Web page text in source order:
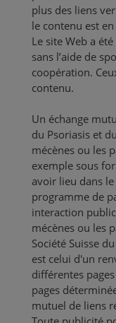
plus des liens
le contenu est
Le site Web a
sans l’aide de
coopération.
contenu.
Un échange
du Psoriasis et
mécènes ou les
exemple sous
avoir lieu dans
programme de
interaction
mécènes ou les
Société Suisse
est celui d'un
différentes
pages
mutuel de liens